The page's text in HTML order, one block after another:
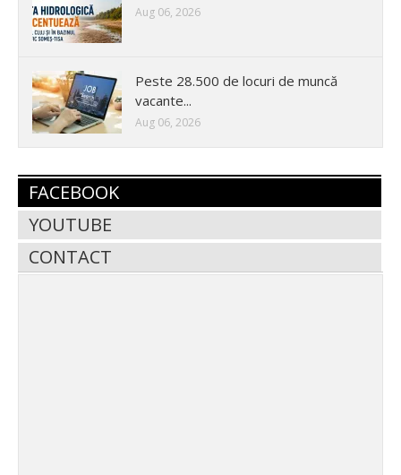
Aug 06, 2026
Peste 28.500 de locuri de muncă
vacante...
Aug 06, 2026
FACEBOOK
YOUTUBE
CONTACT